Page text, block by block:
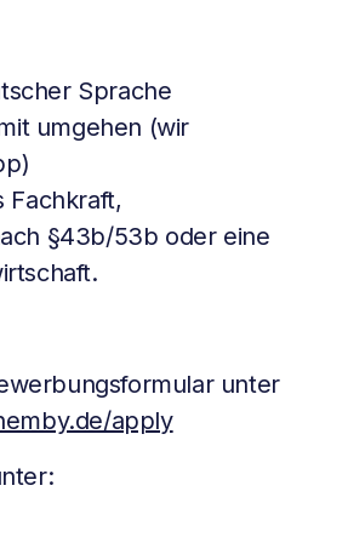
Sprache
umgehen (wir
Fachkraft,
§43b/53b oder eine
unter
apply